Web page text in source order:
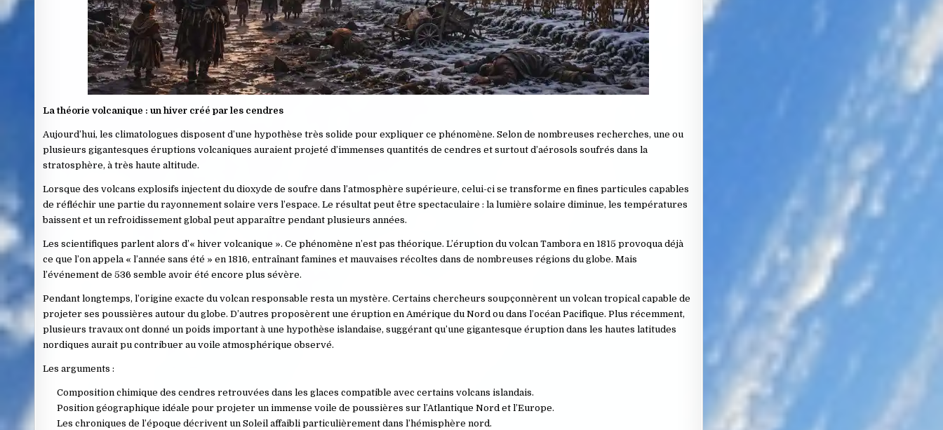
La théorie volcanique : un hiver créé par les cendres
Aujourd’hui, les climatologues disposent d’une hypothèse très solide pour expliquer ce phénomène. Selon de nombreuses recherches, une ou
plusieurs gigantesques éruptions volcaniques auraient projeté d’immenses quantités de cendres et surtout d’aérosols soufrés dans la
stratosphère, à très haute altitude.
Lorsque des volcans explosifs injectent du dioxyde de soufre dans l’atmosphère supérieure, celui-ci se transforme en fines particules capables
de réfléchir une partie du rayonnement solaire vers l’espace. Le résultat peut être spectaculaire : la lumière solaire diminue, les températures
baissent et un refroidissement global peut apparaître pendant plusieurs années.
Les scientifiques parlent alors d’« hiver volcanique ». Ce phénomène n’est pas théorique. L’éruption du volcan Tambora en 1815 provoqua déjà
ce que l’on appela « l’année sans été » en 1816, entraînant famines et mauvaises récoltes dans de nombreuses régions du globe. Mais
l’événement de 536 semble avoir été encore plus sévère.
Pendant longtemps, l’origine exacte du volcan responsable resta un mystère. Certains chercheurs soupçonnèrent un volcan tropical capable de
projeter ses poussières autour du globe. D’autres proposèrent une éruption en Amérique du Nord ou dans l’océan Pacifique. Plus récemment,
plusieurs travaux ont donné un poids important à une hypothèse islandaise, suggérant qu’une gigantesque éruption dans les hautes latitudes
nordiques aurait pu contribuer au voile atmosphérique observé.
Les arguments :
Composition chimique des cendres retrouvées dans les glaces compatible avec certains volcans islandais.
Position géographique idéale pour projeter un immense voile de poussières sur l’Atlantique Nord et l’Europe.
Les chroniques de l’époque décrivent un Soleil affaibli particulièrement dans l’hémisphère nord.